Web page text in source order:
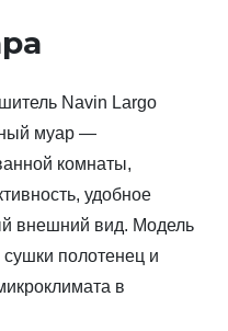
Navin Largo
муар —
комнаты,
удобное
внешний вид. Модель
полотенец и
в